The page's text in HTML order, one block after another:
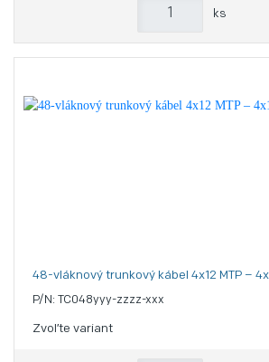
ks
48-vláknový trunkový kábel 4x12 MTP –
P/N: TC048yyy-zzzz-xxx
Zvoľte variant